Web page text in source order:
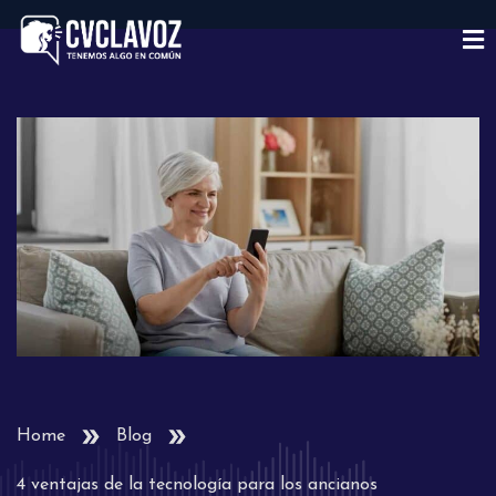
Home Blog
4 ventajas de la tecnología para los ancianos